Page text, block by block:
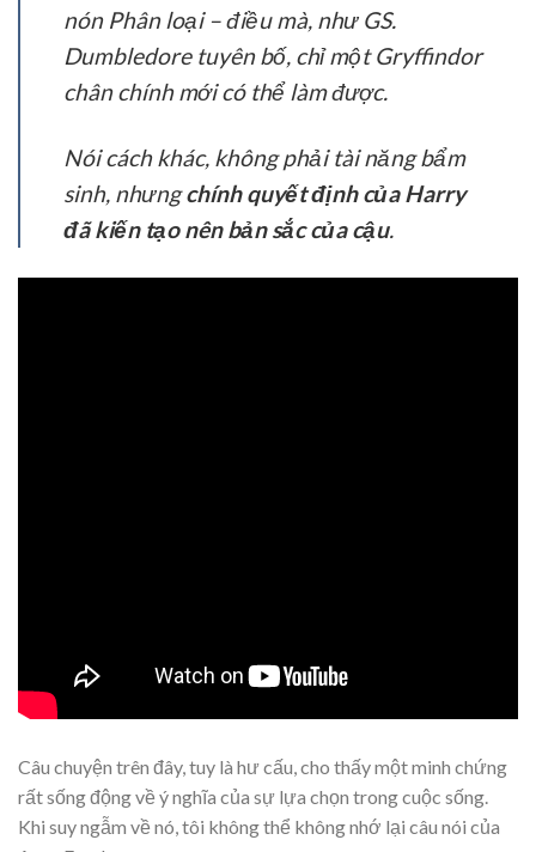
nón Phân loại – điều mà, như GS.
Dumbledore tuyên bố, chỉ một Gryffindor
chân chính mới có thể làm được.
Nói cách khác, không phải tài năng bẩm
sinh, nhưngchính quyết định của Harry
đã kiến tạo nên bản sắc của cậu.
Câu chuyện trên đây, tuy là hư cấu, cho thấy một minh chứng
rất sống động về ý nghĩa của sự lựa chọn trong cuộc sống.
Khi suy ngẫm về nó, tôi không thể không nhớ lại câu nói của